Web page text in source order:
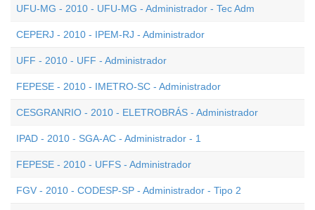
UFU-MG - 2010 - UFU-MG - Administrador - Tec Adm
CEPERJ - 2010 - IPEM-RJ - Administrador
UFF - 2010 - UFF - Administrador
FEPESE - 2010 - IMETRO-SC - Administrador
CESGRANRIO - 2010 - ELETROBRÁS - Administrador
IPAD - 2010 - SGA-AC - Administrador - 1
FEPESE - 2010 - UFFS - Administrador
FGV - 2010 - CODESP-SP - Administrador - Tipo 2